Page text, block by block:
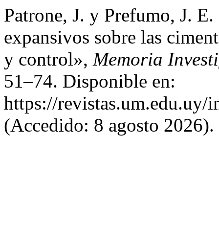
Patrone, J. y Prefumo, J.
expansivos sobre las
y control», Memoria
51–74. Disponible en:
https://
(Accedido: 8 agosto 2026).